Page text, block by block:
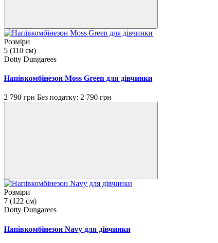
Розміри
5 (110 см)
Dotty Dungarees
Напівкомбінезон Moss Green для дівчинки
2 790 грн Без податку: 2 790 грн
Розміри
7 (122 см)
Dotty Dungarees
Напівкомбінезон Navy для дівчинки